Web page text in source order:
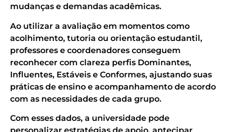
mudanças e demandas acadêmicas.
Ao utilizar a avaliação em momentos como
acolhimento, tutoria ou orientação estudantil,
professores e coordenadores conseguem
reconhecer com clareza perfis Dominantes,
Influentes, Estáveis e Conformes, ajustando suas
práticas de ensino e acompanhamento de acordo
com as necessidades de cada grupo.
Com esses dados, a universidade pode